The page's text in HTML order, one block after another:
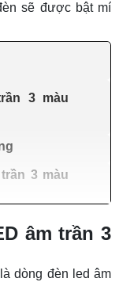
sẽ được bật mí
3 màu
3 màu
âm trần 3
dòng đèn led âm